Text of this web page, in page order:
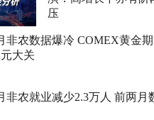
压
非农数据爆冷 COMEX黄金
大关
非农就业减少2.3万人 前两月